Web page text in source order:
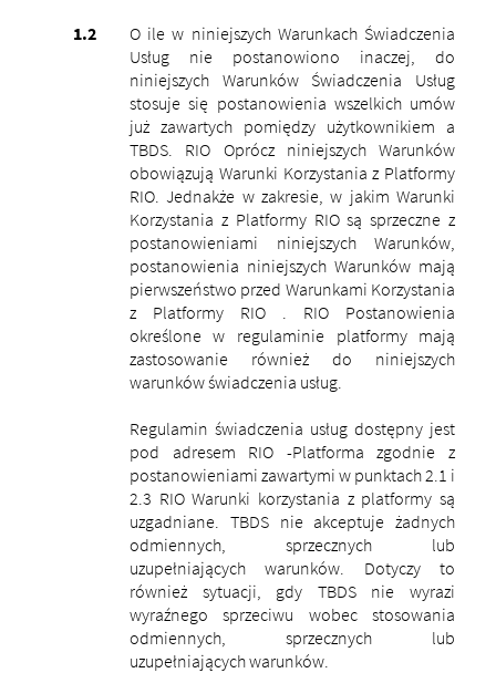
O ile w niniejszych Warunkach Świadczenia
Usług nie postanowiono inaczej, do
niniejszych Warunków Świadczenia Usług
stosuje się postanowienia wszelkich umów
już zawartych pomiędzy użytkownikiem a
TBDS. RIO Oprócz niniejszych Warunków
obowiązują Warunki Korzystania z Platformy
RIO.Jednakże w zakresie, w jakim Warunki
Korzystania z Platformy RIO są sprzeczne z
postanowieniami niniejszych Warunków,
postanowienia niniejszych Warunków mają
pierwszeństwo przed Warunkami Korzystania
z Platformy RIO .
RIO Postanowienia
określone w regulaminie platformy mają
zastosowanie również do niniejszych
warunków świadczenia usług.
Regulamin świadczenia usług dostępny jest
pod adresem RIO -Platforma zgodnie z
postanowieniami zawartymi w punktach 2.1 i
2.3 RIO Warunki korzystania z platformy są
uzgadniane. TBDS nie akceptuje żadnych
odmiennych, sprzecznych lub
uzupełniających warunków. Dotyczy to
również sytuacji, gdy TBDS nie wyrazi
wyraźnego sprzeciwu wobec stosowania
odmiennych, sprzecznych lub
uzupełniających warunków.